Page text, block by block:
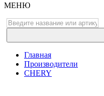
МЕНЮ
Главная
Производители
CHERY